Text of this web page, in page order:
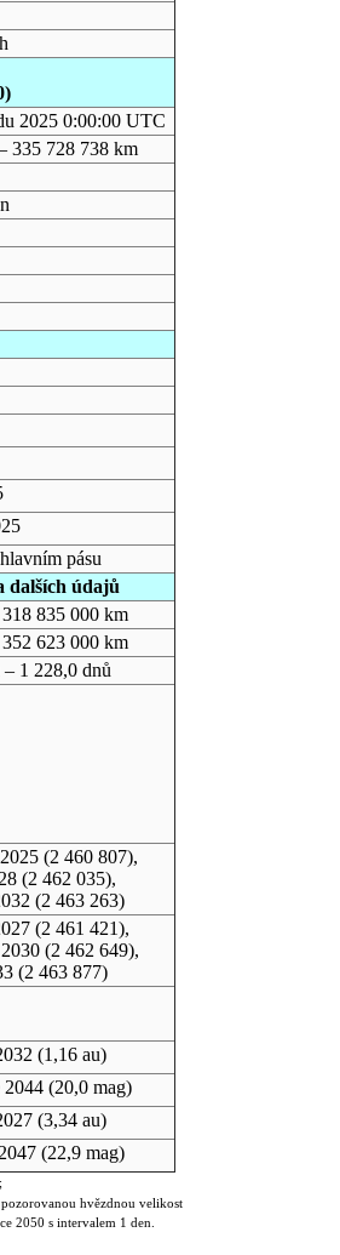
2025 0:00:00 UTC
335 728 738 km
pásu
dalších údajů
835 000 km
623 000 km
1 228,0 dnů
(2 460 807),
(2 462 035),
(2 463 263)
(2 461 421),
(2 462 649),
(2 463 877)
(1,16 au)
2044(20,0 mag)
(3,34 au)
(22,9 mag)
hvězdnou velikost
2050 s intervalem 1 den.